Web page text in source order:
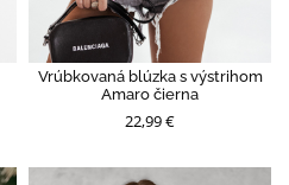
Vrúbkovaná blúzka s výstrihom
Amaro čierna
22,99 €